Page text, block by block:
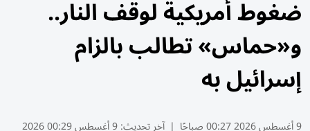
ضغوط أمريكية لوقف النار..
و«حماس» تطالب بالزام
إسرائيل به
9 أغسطس 2026 00:27 صباحًا | آخر تحديث:9 أغسطس 00:29 2026